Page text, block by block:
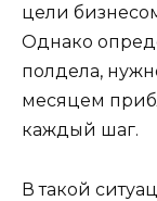
цели
Однако
полдела,
месяцем
каждый шаг.
В такой